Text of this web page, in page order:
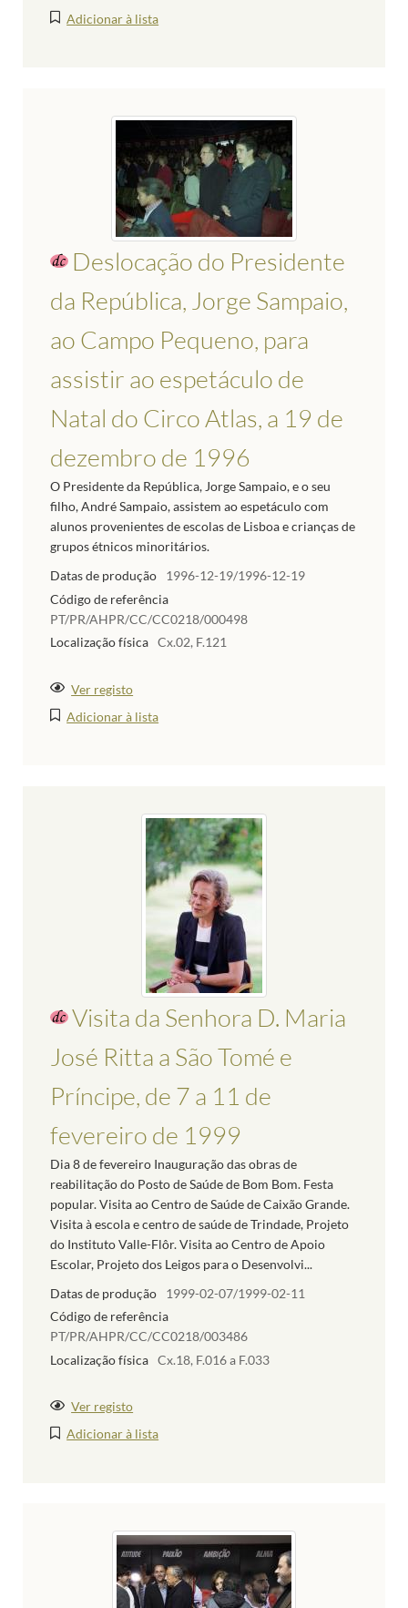
Adicionar à lista
Deslocação do Presidente
da República, Jorge Sampaio,
ao Campo Pequeno, para
assistir ao espetáculo de
Natal do Circo Atlas, a 19 de
dezembro de 1996
O Presidente da República, Jorge Sampaio, e o seu
filho, André Sampaio, assistem ao espetáculo com
alunos provenientes de escolas de Lisboa e crianças de
grupos étnicos minoritários.
Datas de produção
1996-12-19/1996-12-19
Código de referência
PT/PR/AHPR/CC/CC0218/000498
Localização física Cx.02, F.121
Ver registo
Adicionar à lista
Visita da Senhora D. Maria
José Ritta a São Tomé e
Príncipe, de 7 a 11 de
fevereiro de 1999
Dia 8 de fevereiro Inauguração das obras de
reabilitação do Posto de Saúde de Bom Bom. Festa
popular. Visita ao Centro de Saúde de Caixão Grande.
Visita à escola e centro de saúde de Trindade, Projeto
do Instituto Valle-Flôr. Visita ao Centro de Apoio
Escolar, Projeto dos Leigos para o Desenvolvi...
Datas de produção
1999-02-07/1999-02-11
Código de referência
PT/PR/AHPR/CC/CC0218/003486
Localização física Cx.18, F.016 a F.033
Ver registo
Adicionar à lista